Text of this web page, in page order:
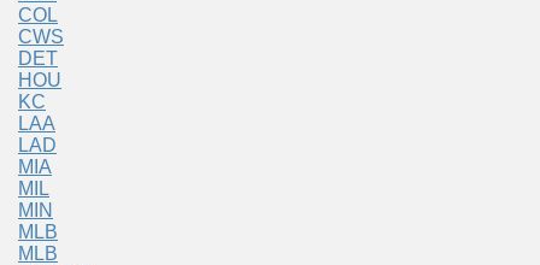
COL
CWS
DET
HOU
KC
LAA
LAD
MIA
MIL
MIN
MLB
MLB